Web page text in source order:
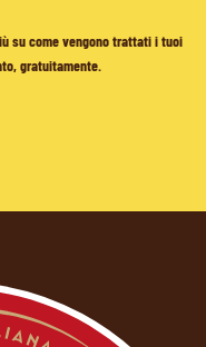
su come vengono trattati i tuoi
gratuitamente.